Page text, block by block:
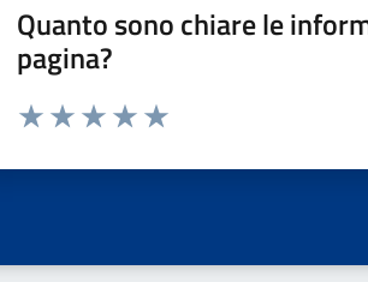
Quanto sono chiare le
pagina?
Valuta da 1 a 5 stelle la pagina